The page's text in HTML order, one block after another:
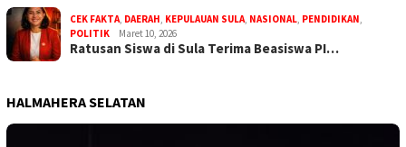
CEK FAKTA, DAERAH, KEPULAUAN SULA, NASIONAL, PENDIDIKAN,
POLITIK
Maret 10, 2026
Ratusan Siswa di Sula Terima Beasiswa PI…
HALMAHERA SELATAN